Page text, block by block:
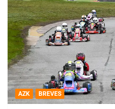
AZK BREVES